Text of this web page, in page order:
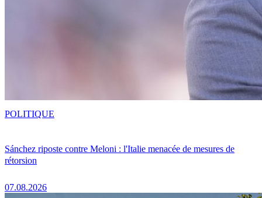
Sánchez riposte contre Meloni : l'Italie menacée de mesures de
rétorsion
07.08.2026
POLITIQUE